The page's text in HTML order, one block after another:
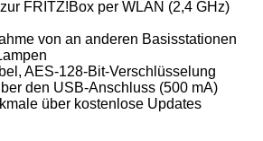
FRITZ!Box per WLAN (2,4 GHz)
von an anderen Basisstationen
AES-128-Bit-Verschlüsselung
den USB-Anschluss (500 mA)
über kostenlose Updates